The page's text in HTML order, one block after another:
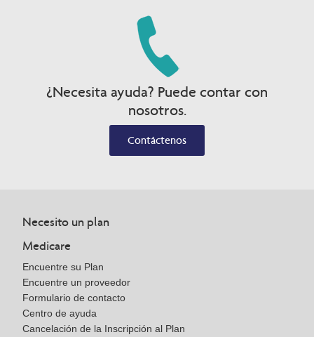
¿Necesita ayuda? Puede contar con
nosotros.
Contáctenos
Necesito un plan
Medicare
Encuentre su Plan
Encuentre un proveedor
Formulario de contacto
Centro de ayuda
Cancelación de la Inscripción al Plan